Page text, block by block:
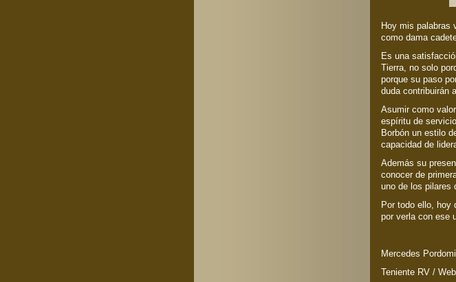
Hoy mis palabras
como dama
Es una
Tierra, no solo
porque su paso
duda contribuirán
Asumir como
espíritu de
Borbón un estilo
capacidad de
Además su
conocer de
uno de los pilares
Por todo ello, hoy
por verla con ese
Mercedes
Teniente RV /